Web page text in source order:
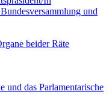
und
beider Räte
und das Parlamentarische